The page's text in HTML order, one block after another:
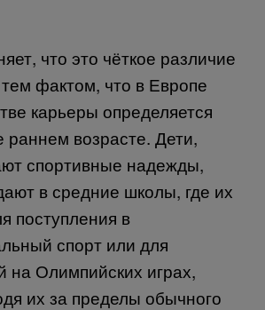
что это чёткое различие
фактом, что в Европе
карьеры определяется
раннем возрасте. Дети,
спортивные надежды,
в средние школы, где их
поступления в
спорт или для
на Олимпийских играх,
их за пределы обычного